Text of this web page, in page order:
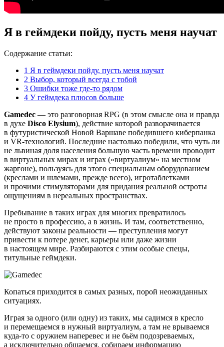
Я в геймдеки пойду, пусть меня научат
Содержание статьи:
1 Я в геймдеки пойду, пусть меня научат
2 Выбор, который всегда с тобой
3 Ошибки тоже где-то рядом
4 У геймдека плюсов больше
Gamedec — это разговорная RPG (в этом смысле она и правда
в духе Disco Elysium), действие которой разворачивается
в футуристической Новой Варшаве победившего киберпанка
и VR-технологий. Последние настолько победили, что чуть ли
не львиная доля населения большую часть времени проводит
в виртуальных мирах и играх («виртуалиум» на местном
жаргоне), пользуясь для этого специальным оборудованием
(креслами и шлемами, прежде всего), игротаблетками
и прочими стимуляторами для придания реальной остроты
ощущениям в нереальных пространствах.
Пребывание в таких играх для многих превратилось
не просто в профессию, а в жизнь. И там, соответственно,
действуют законы реальности — преступления могут
привести к потере денег, карьеры или даже жизни
в настоящем мире. Разбираются с этим особые спецы,
титульные геймдеки.
Копаться приходится в самых разных, порой неожиданных
ситуациях.
Играя за одного (или одну) из таких, мы садимся в кресло
и перемещаемся в нужный виртуалиум, а там не врываемся
куда-то с оружием наперевес и не бьём подозреваемых,
а исключительно общаемся, собираем информацию